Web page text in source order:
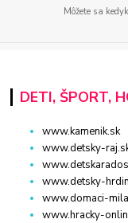
Môžete sa
DETI, ŠPORT,
www.kamenik.sk
www.detsky-
www.detsky-
www.domaci-
www.hracky-